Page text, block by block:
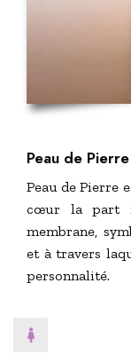
Peau de Pierre
Peau de Pierre
cœur la part
membrane,
et à travers
personnalité.